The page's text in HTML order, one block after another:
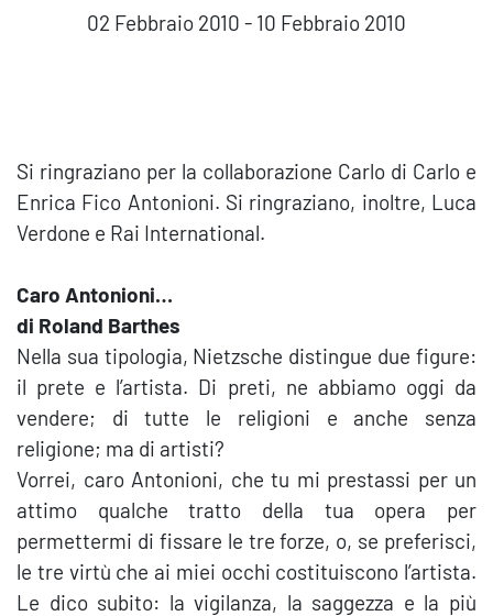
02 Febbraio 2010 - 10 Febbraio 2010
Si ringraziano per la collaborazione Carlo di Carlo e
Enrica Fico Antonioni. Si ringraziano, inoltre, Luca
Verdone e Rai International.
Caro Antonioni…
di Roland Barthes
Nella sua tipologia, Nietzsche distingue due figure:
il prete e l’artista. Di preti, ne abbiamo oggi da
vendere; di tutte le religioni e anche senza
religione; ma di artisti?
Vorrei, caro Antonioni, che tu mi prestassi per un
attimo qualche tratto della tua opera per
permettermi di fissare le tre forze, o, se preferisci,
le tre virtù che ai miei occhi costituiscono l’artista.
Le dico subito: la vigilanza, la saggezza e la più